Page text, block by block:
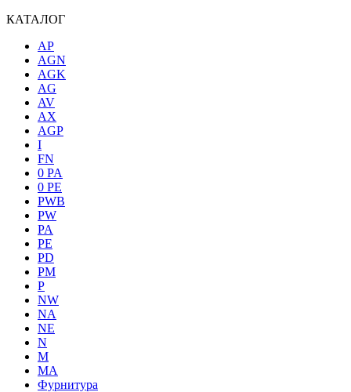
КАТАЛОГ
AP
AGN
AGK
AG
AV
AX
AGP
I
FN
0 PA
0 PE
PWB
PW
PA
PE
PD
PM
P
NW
NA
NE
N
M
MA
Фурнитура